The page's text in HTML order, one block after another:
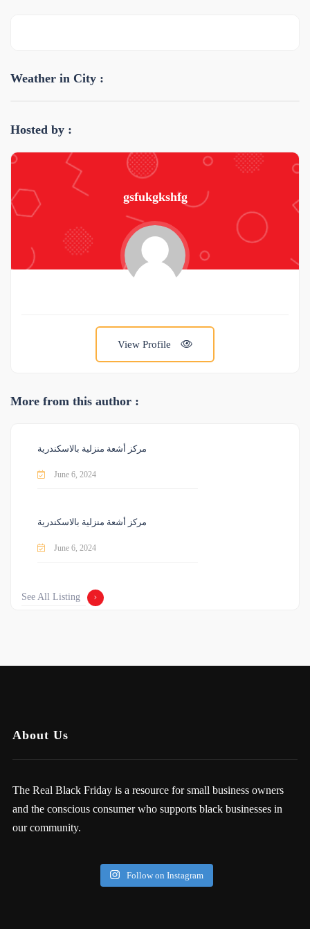
Weather in City :
Hosted by :
gsfukgkshfg
View Profile
More from this author :
مركز أشعة منزلية بالاسكندرية
June 6, 2024
مركز أشعة منزلية بالاسكندرية
June 6, 2024
See All Listing
About Us
The Real Black Friday is a resource for small business owners
and the conscious consumer who supports black businesses in
our community.
Follow on Instagram